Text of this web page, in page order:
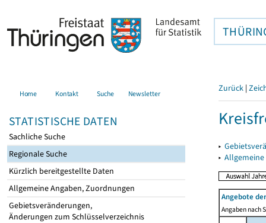
Home Kontakt Suche Newsletter
STATISTISCHE DATEN
Sachliche Suche
Regionale Suche
Kürzlich bereitgestellte Daten
Allgemeine Angaben, Zuordnungen
Gebietsveränderungen,
Änderungen zum Schlüsselverzeichnis
Zurück |
▸
▸
Angebote
Angaben nach